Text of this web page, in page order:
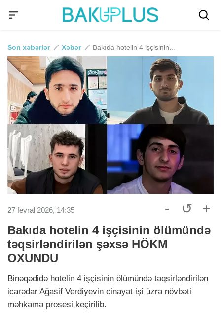
Son xəbərlər Xəbər
27 fevral 2026, 14:35 - ↺ +
Bakıda hotelin 4 işçisinin ölümündə
təqsirləndirilən şəxsə HÖKM
OXUNDU
Binəqədidə hotelin 4 işçisinin ölümündə təqsirləndirilən
icarədar Ağasif Verdiyevin cinayət işi üzrə növbəti
məhkəmə prosesi keçirilib.